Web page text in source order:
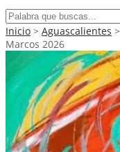
Inicio > Aguascalientes >
Marcos 2026